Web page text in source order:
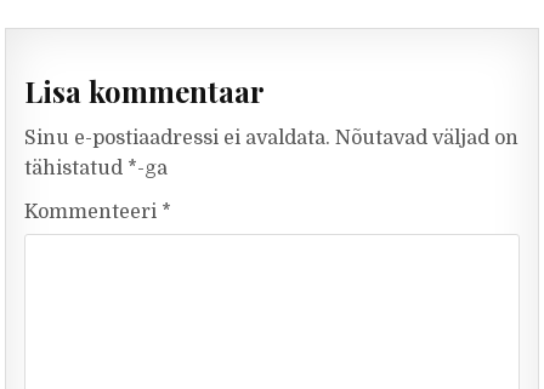
Lisa kommentaar
Sinu e-postiaadressi ei avaldata. Nõutavad väljad on
tähistatud *-ga
Kommenteeri *